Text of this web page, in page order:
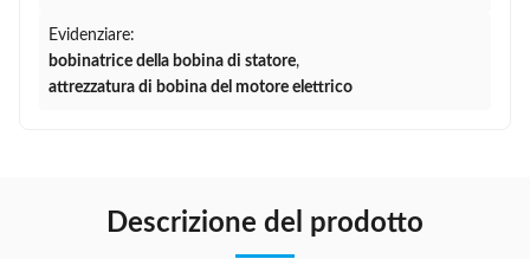
Evidenziare:
bobinatrice della bobina di statore,
attrezzatura di bobina del motore elettrico
Descrizione del prodotto